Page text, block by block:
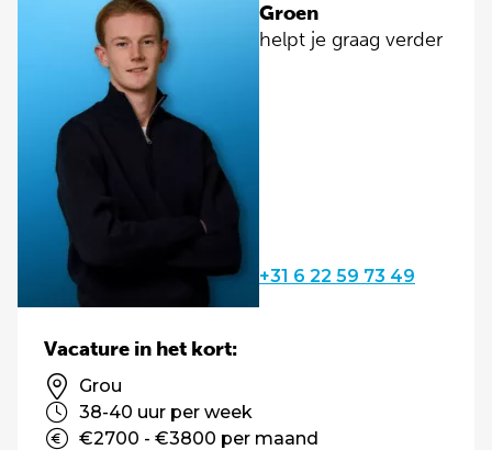
Groen
helpt je graag verder
+31 6 22 59 73 49
Vacature in het kort:
Grou
38-40 uur per week
€2700 - €3800 per maand